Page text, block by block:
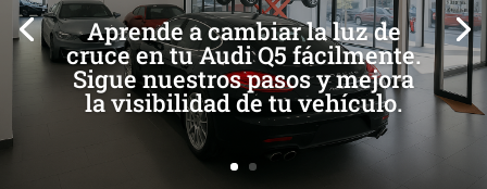
Aprende a cambiar la luz de
cruce en tu Audi Q5 fácilmente.
Sigue nuestros pasos y mejora
la visibilidad de tu vehículo.